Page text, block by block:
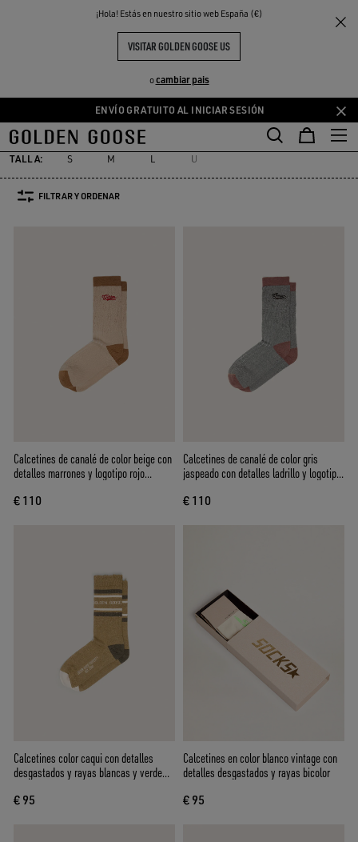
¡Hola! Estás en nuestro sitio web España (€)
VISITAR GOLDEN GOOSE US
ocambiar pais
Saltar
a
contenido
principal
Saltar
a
contenido
de
pie
ENVÍO GRATUITO AL INICIAR SESIÓN
THE
COMMUNITY
Complementos Calcetines
CALCETINES HOMBRE
Calcetines
Cinturones
Cinturones
Sombreros Gafas de sol
Gafas de sol Joyas
TALLA: S M L U
FILTRAR Y ORDENAR
Calcetines de canalé de color beige con
detalles marrones y logotipo rojo
€ 110
Calcetines de canalé de color gris
jaspeado con detalles ladrillo y logotipo
€ 110
Calcetines color caqui con detalles
desgastados y rayas blancas y verde
€ 95
Calcetines en color blanco vintage con
detalles desgastados y rayas bicolor
€ 95